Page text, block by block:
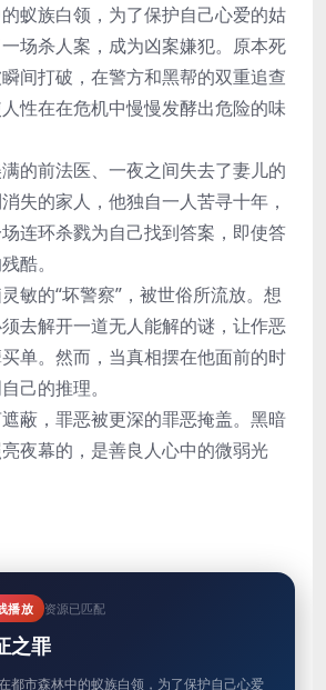
蚁族白领，为了保护自己心爱的姑
场杀人案，成为凶案嫌犯。原本死
间打破，在警方和黑帮的双重追查
性在在危机中慢慢发酵出危险的味
的前法医、一夜之间失去了妻儿的
失的家人，他独自一人苦寻十年，
连环杀戮为自己找到答案，即使答
酷。
敏的“坏警察”，被世俗所流放。想
去解开一道无人能解的谜，让作恶
单。然而，当真相摆在他面前的时
己的推理。
蔽，罪恶被更深的罪恶掩盖。黑暗
夜幕的，是善良人心中的微弱光
播放 资源已匹配
之罪
都市森林中的蚁族白领，为了保护自己心爱